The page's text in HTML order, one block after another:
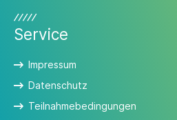
Service
Impressum
Datenschutz
Teilnahmebedingungen